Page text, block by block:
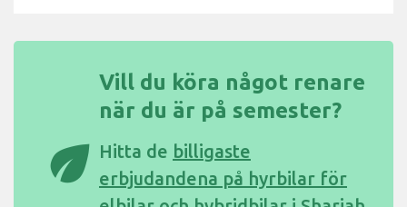
eco
Vill du köra något renare
när du är på semester?
Hitta de billigaste
erbjudandena på hyrbilar för